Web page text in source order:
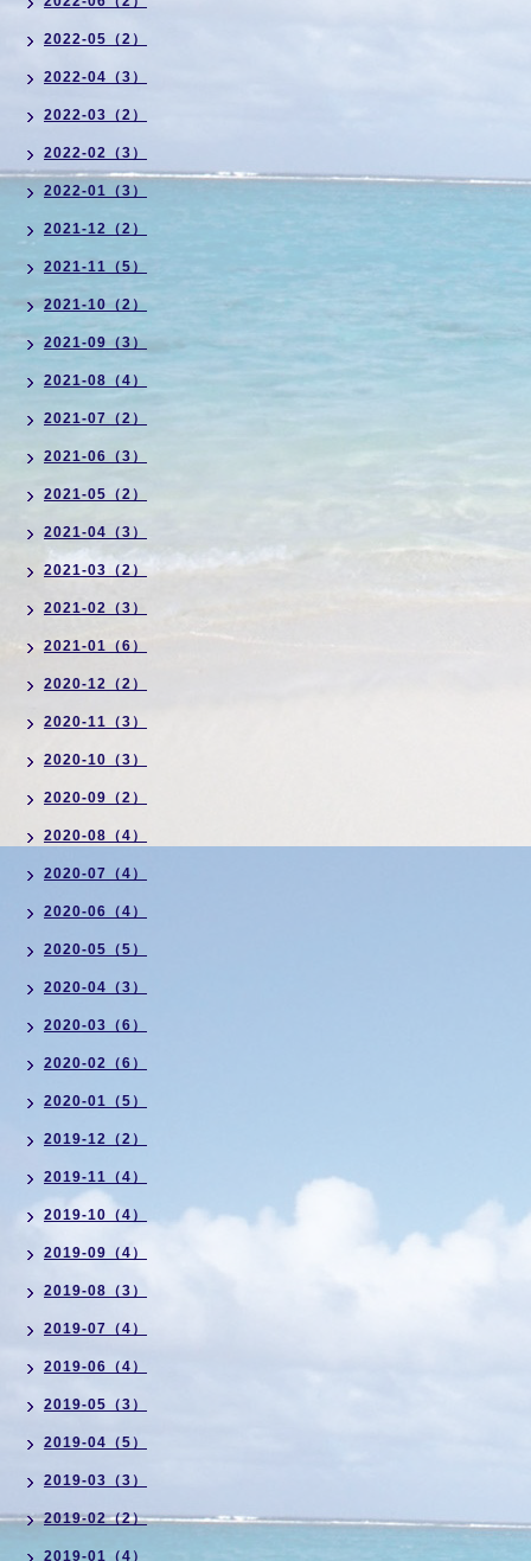
2022-05（2）
2022-04（3）
2022-03（2）
2022-02（3）
2022-01（3）
2021-12（2）
2021-11（5）
2021-10（2）
2021-09（3）
2021-08（4）
2021-07（2）
2021-06（3）
2021-05（2）
2021-04（3）
2021-03（2）
2021-02（3）
2021-01（6）
2020-12（2）
2020-11（3）
2020-10（3）
2020-09（2）
2020-08（4）
2020-07（4）
2020-06（4）
2020-05（5）
2020-04（3）
2020-03（6）
2020-02（6）
2020-01（5）
2019-12（2）
2019-11（4）
2019-10（4）
2019-09（4）
2019-08（3）
2019-07（4）
2019-06（4）
2019-05（3）
2019-04（5）
2019-03（3）
2019-02（2）
2019-01（4）